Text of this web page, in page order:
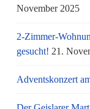
November 2025
2-Zimmer-
gesucht! 21.
Adventskonzert